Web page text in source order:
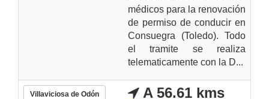
médicos para la renovación
de permiso de conducir en
Consuegra (Toledo). Todo
el tramite se realiza
telematicamente con la D...
Villaviciosa de Odón
A 56.61 kms